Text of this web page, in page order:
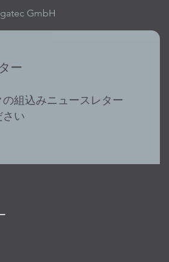
GmbH
ー
の組込みニュースレター
さい